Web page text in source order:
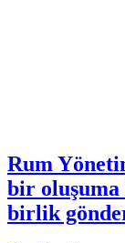
Rum
bir oluşuma
birlik